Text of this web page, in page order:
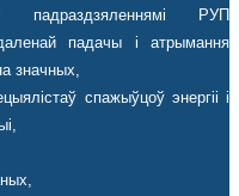
падраздзяленнямі РУП
падачы і атрымання
значных,
спажыўцоў энергіі і